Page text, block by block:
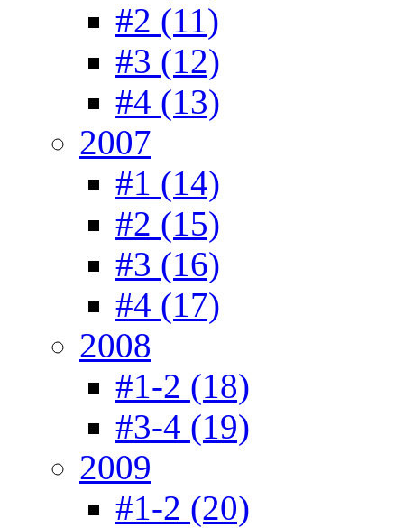
#2 (11)
#3 (12)
#4 (13)
2007
#1 (14)
#2 (15)
#3 (16)
#4 (17)
2008
#1-2 (18)
#3-4 (19)
2009
#1-2 (20)